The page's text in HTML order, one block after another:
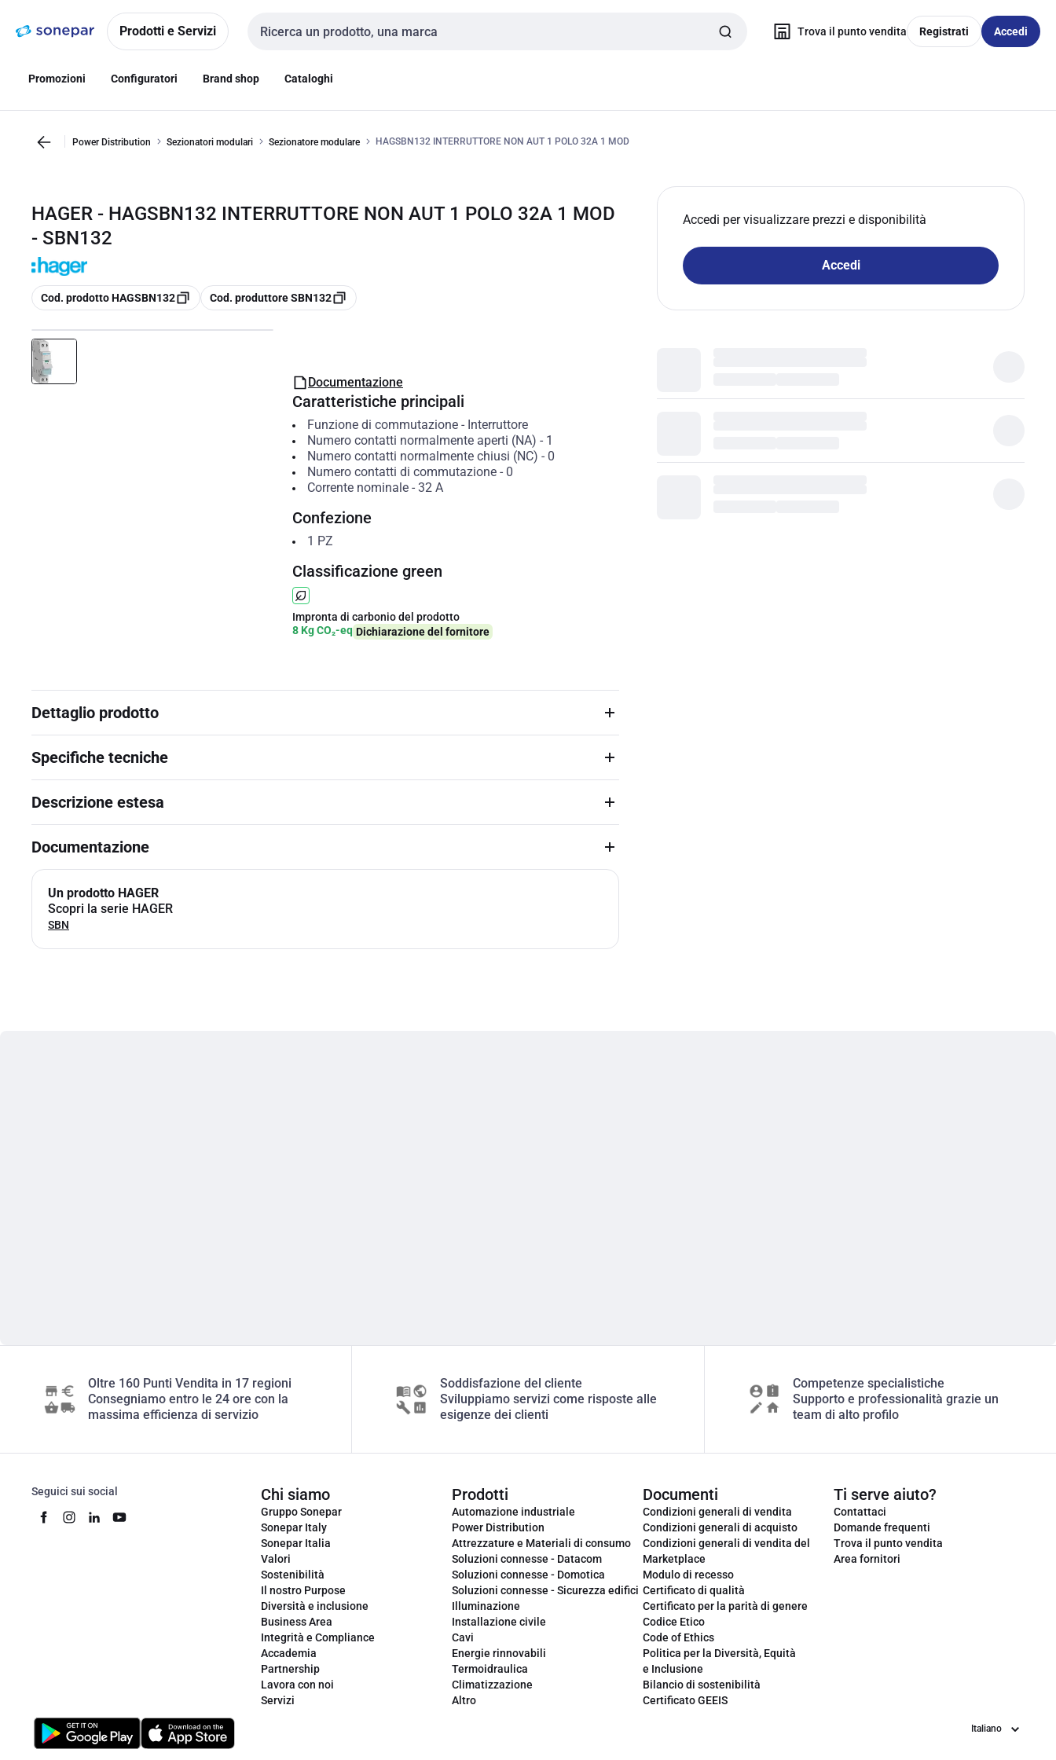
navigazionealla
Prodotti e Servizi
Cerca input
Trova il punto vendita Registrati Accedi
Promozioni Configuratori Brand shop Cataloghi
Power Distribution Sezionatori modulari Sezionatore modulare HAGSBN132 INTERRUTTORE NON AUT 1 POLO 32A 1 MOD
HAGER - HAGSBN132 INTERRUTTORE NON AUT 1 POLO 32A 1 MOD
- SBN132
copia
Cod. prodotto HAGSBN132 copia
Cod. produttore SBN132
Accedi per visualizzare prezzi e disponibilità
Accedi
Documentazione
Caratteristiche principali
Funzione di commutazione- Interruttore
Numero contatti normalmente aperti (NA) - 1
Numero contatti normalmente chiusi (NC) - 0
Numero contatti di commutazione- 0
Corrente nominale- 32 A
Confezione
1 PZ
Classificazione green
Impronta di carbonio del prodotto
8 Kg CO₂-eq Dichiarazione del fornitore
Dettaglio prodotto
Specifiche tecniche
Descrizione estesa
Documentazione
Un prodotto HAGER
Scopri la serie HAGER
SBN
Oltre 160 Punti Vendita in 17 regioni
Consegniamo entro le 24 ore con la
massima efficienza di servizio
Soddisfazione del cliente
Sviluppiamo servizi come risposte alle
esigenze dei clienti
Competenze specialistiche
Supporto e professionalità grazie un
team di alto profilo
Seguici sui social Chi siamo
Gruppo Sonepar
Sonepar Italy
Sonepar Italia
Valori
Sostenibilità
Il nostro Purpose
Diversità e inclusione
Business Area
Integrità e Compliance
Accademia
Partnership
Lavora con noi
Servizi
Prodotti
Automazione industriale
Power Distribution
Attrezzature e Materiali di consumo
Soluzioni connesse - Datacom
Soluzioni connesse - Domotica
Soluzioni connesse - Sicurezza edifici
Illuminazione
Installazione civile
Cavi
Energie rinnovabili
Termoidraulica
Climatizzazione
Altro
Documenti
Condizioni generali di vendita
Condizioni generali di acquisto
Condizioni generali di vendita del
Marketplace
Modulo di recesso
Certificato di qualità
Certificato per la parità di genere
Codice Etico
Code of Ethics
Politica per la Diversità, Equità
e Inclusione
Bilancio di sostenibilità
Certificato GEEIS
Ti serve aiuto?
Contattaci
Domande frequenti
Trova il punto vendita
Area fornitori
Lingua